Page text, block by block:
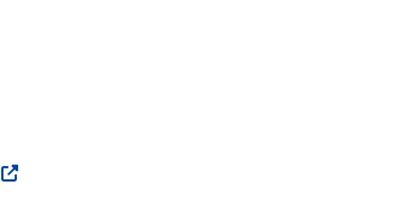
(odnośnik otworzy się w nowym oknie)